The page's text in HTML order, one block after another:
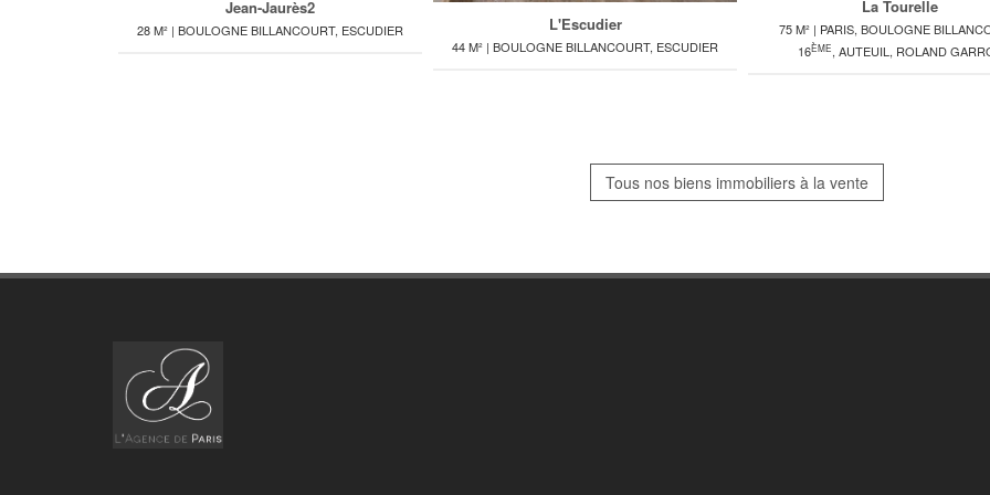
Jean-Jaurès2
28 M² | BOULOGNE BILLANCOURT, ESCUDIER L'Escudier
44 M² | BOULOGNE BILLANCOURT, ESCUDIER
La Tourelle
75 M² | PARIS, BOULOGNE
16ÈME, AUTEUIL, ROLAND
Tous nos biens immobiliers à la vente